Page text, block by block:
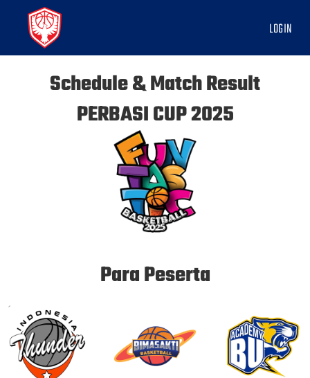
LOGIN
Schedule & Match Result
PERBASI CUP 2025
Para Peserta